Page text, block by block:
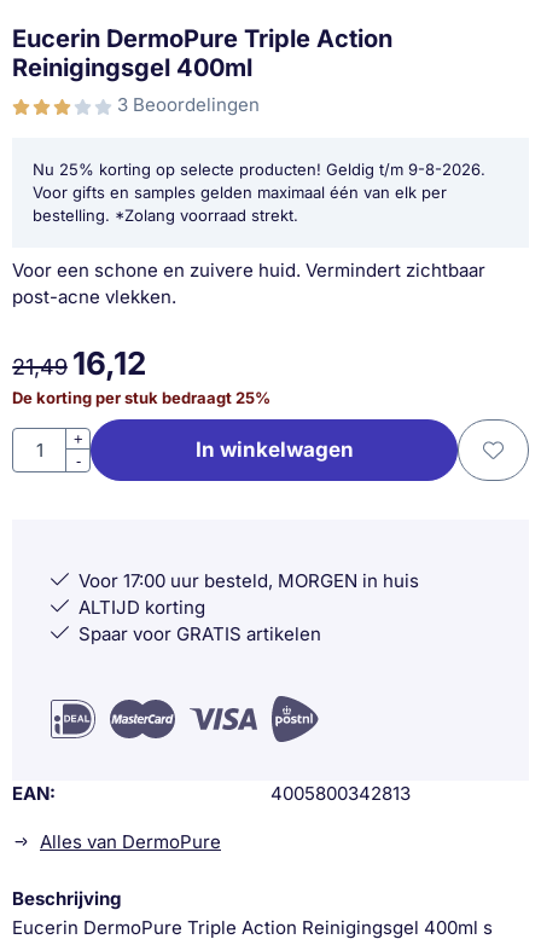
Eucerin DermoPure Triple Action
Reinigingsgel 400ml
3 Beoordelingen
Nu 25% korting op selecte producten! Geldig t/m 9-8-2026.
Voor gifts en samples gelden maximaal één van elk per
bestelling. *Zolang voorraad strekt.
Voor een schone en zuivere huid. Vermindert zichtbaar
post-acne vlekken.
21,49 16,12
De korting per stuk bedraagt25%
Aantal
+
-
In winkelwagen
Voor 17:00 uur besteld, MORGEN in huis
ALTIJD korting
Spaar voor GRATIS artikelen
EAN 4005800342813
Alles van DermoPure
Beschrijving
Eucerin DermoPure Triple Action Reinigingsgel 400ml s